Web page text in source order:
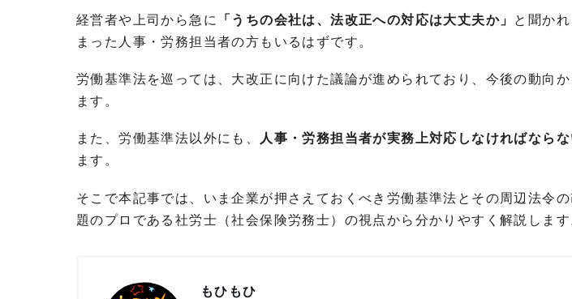
経営者や上司から急に 「うちの会社は、法改正への対応は大丈夫か」 と聞か
まった人事・労務担当者の方もいるはずです。
労働基準法を巡っては、大改正に向けた議論が進められており、今後の動向
ます。
また、労働基準法以外にも、 人事・労務担当者が実務上対応しなければなら
ます。
そこで本記事では、いま企業が押さえておくべき労働基準法とその周辺法令
題のプロである社労士（社会保険労務士）の視点から分かりやすく解説します
もひもひ